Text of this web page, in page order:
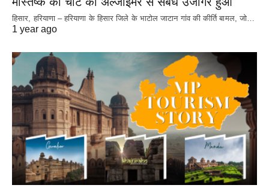
हिसार, हरियाणा – हरियाणा के हिसार जिले के भाटोल जाटान गांव की कीर्ति बामल, जो…
1 year ago